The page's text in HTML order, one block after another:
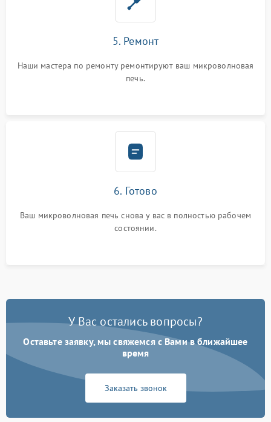
5. Ремонт
Наши мастера по ремонту ремонтируют ваш микроволновая
печь.
6. Готово
Ваш микроволновая печь снова у вас в полностью рабочем
состоянии.
У Вас остались вопросы?
Оставьте заявку, мы свяжемся с Вами в ближайшее
время
Заказать звонок